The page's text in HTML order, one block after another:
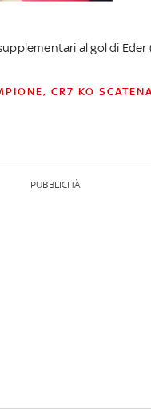
al gol di
PUBBLICITÀ